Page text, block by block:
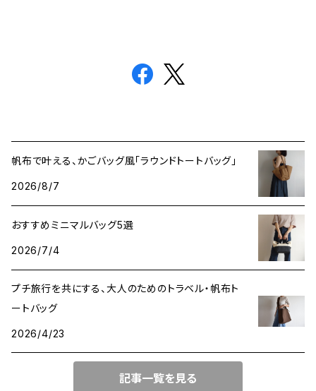
帆布で叶える、かごバッグ風「ラウンドトートバッグ」
2026/8/7
おすすめミニマルバッグ5選
2026/7/4
プチ旅行を共にする、大人のためのトラベル・帆布ト
ートバッグ
2026/4/23
記事一覧を見る